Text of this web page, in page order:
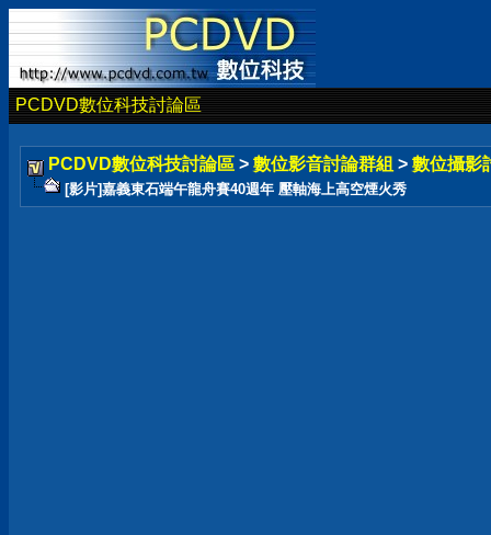
PCDVD數位科技討論區
PCDVD數位科技討論區 > 數位影音討論群組 > 數位攝影
[影片]嘉義東石端午龍舟賽40週年 壓軸海上高空煙火秀